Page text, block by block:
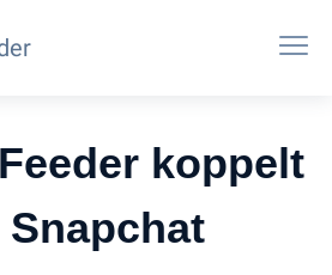
koppelt
Snapchat